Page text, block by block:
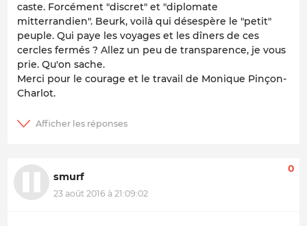
caste. Forcément "discret" et "diplomate
mitterrandien". Beurk, voilà qui désespère le "petit"
peuple. Qui paye les voyages et les dîners de ces
cercles fermés ? Allez un peu de transparence, je vous
prie. Qu'on sache.
Merci pour le courage et le travail de Monique Pinçon-
Charlot.
smurf
23 août 2016 à 21:09:02
0